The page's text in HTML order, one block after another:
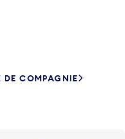
COMPAGNIE